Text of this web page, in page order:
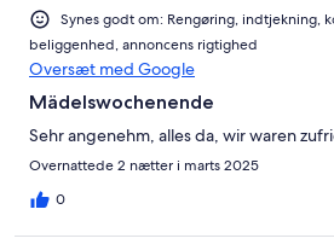
Synes godt om: Rengøring, indtjekning,
beliggenhed, annoncens rigtighed
Oversæt med Google
Mädelswochenende
Sehr angenehm, alles da, wir waren
Overnattede 2 nætter i marts 2025
0